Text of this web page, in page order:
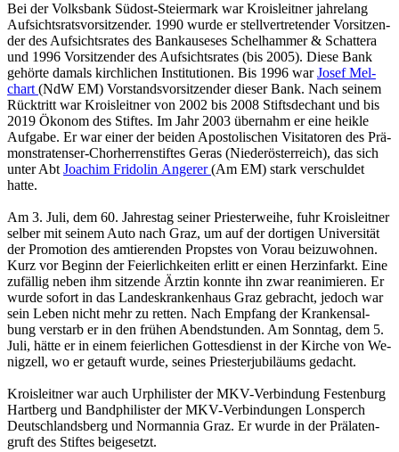
Bei der Volks­bank Süd­ost-Stei­er­mark war Krois­leit­ner jah­re­lang
Auf­sichts­rats­vor­sit­zen­der. 1990 wurde er stell­ver­tre­ten­der Vor­sit­zen­
der des Auf­sichts­ra­tes des Bank­aus­e­ses Schel­ham­mer & Schat­te­ra
und 1996 Vor­sit­zen­der des Auf­sichts­ra­tes (bis 2005). Diese Bank
ge­hör­te da­mals kirch­li­chen In­sti­tu­tio­nen. Bis 1996 warJosef Mel­
chart (NdW EM) Vor­stands­vor­sit­zen­der die­ser Bank. Nach sei­nem
Rück­tritt war Krois­leit­ner von 2002 bis 2008 Stifts­de­chant und bis
2019 Öko­nom des Stif­tes. Im Jahr 2003 über­nahm er eine heik­le
Auf­ga­be. Er war einer der bei­den Apos­to­li­schen Vi­si­ta­to­ren des Prä­
mons­tra­ten­ser-Chor­her­ren­stif­tes Geras (Nie­der­ös­ter­reich), das sich
unter Abt Joa­chim Fri­do­lin An­ge­rer(Am EM) stark ver­schul­det
hatte.
Am 3. Juli, dem 60. Jah­res­tag sei­ner Pries­ter­wei­he, fuhr Krois­leit­ner
sel­ber mit sei­nem Auto nach Graz, um auf der dor­ti­gen Uni­ver­si­tät
der Pro­mo­ti­on des am­tie­ren­den Props­tes von Vorau bei­zu­woh­nen.
Kurz vor Be­ginn der Fei­er­lich­kei­ten er­litt er einen Herz­in­farkt. Eine
zu­fäl­lig neben ihm sit­zen­de Ärz­tin konn­te ihn zwar re­ani­mie­ren. Er
wurde so­fort in das Lan­des­kran­ken­haus Graz ge­bracht, je­doch war
sein Leben nicht mehr zu ret­ten. Nach Emp­fang der Kran­ken­sal­
bung ver­starb er in den frü­hen Abend­stun­den. Am Sonn­tag, dem 5.
Juli, hätte er in einem fei­er­li­chen Got­tes­dienst in der Kir­che von We­
nig­zell, wo er ge­tauft wurde, sei­nes Pries­ter­ju­bi­lä­ums ge­dacht.
Krois­leit­ner war auch Ur­phi­lis­ter der MKV-Ver­bin­dung Fes­ten­burg
Hart­berg und Band­phi­lis­ter der MKV-Ver­bin­dun­gen Lonsperch
Deutsch­lands­berg und Nor­man­nia Graz. Er wurde in der Prä­la­ten­
gruft des Stif­tes bei­ge­setzt.